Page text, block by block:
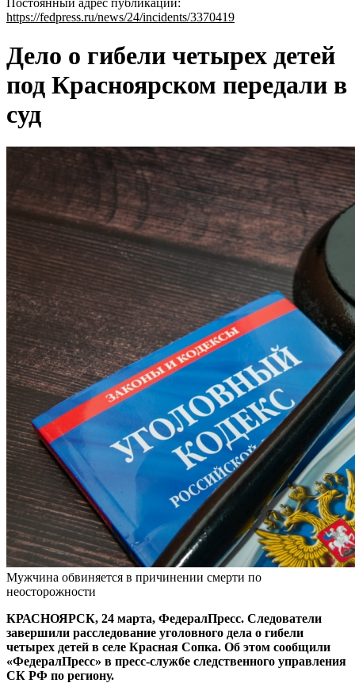
Постоянный адрес публикации:
https://fedpress.ru/news/24/incidents/3370419
Дело о гибели четырех детей
под Красноярском передали в
суд
Мужчина обвиняется в причинении смерти по
неосторожности
КРАСНОЯРСК, 24 марта, ФедералПресс. Следователи
завершили расследование уголовного дела о гибели
четырех детей в селе Красная Сопка. Об этом сообщили
«ФедералПресс» в пресс-службе следственного управления
СК РФ по региону.